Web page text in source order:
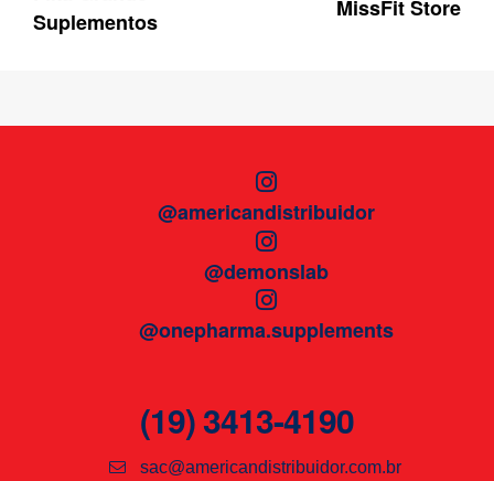
Suplementos
MissFit Store
@americandistribuidor
@demonslab
@onepharma.supplements
(19) 3413-4190
sac@americandistribuidor.com.br